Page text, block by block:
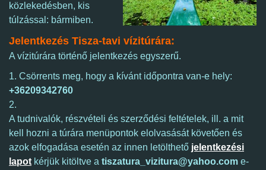
közlekedésben, kis
túlzással: bármiben.
Jelentkezés Tisza-tavi vízitúrára:
A vízitúrára történő jelentkezés egyszerű.
1. Csörrents meg, hogy a kívánt időpontra van-e hely:
+36209342760
2.
A tudnivalók, részvételi és szerződési feltételek, ill. a mit
kell hozni a túrára menüpontok elolvasását követően és
azok elfogadása esetén az innen letölthető jelentkezési
lapot kérjük kitöltve a tiszatura_vizitura@yahoo.com e-